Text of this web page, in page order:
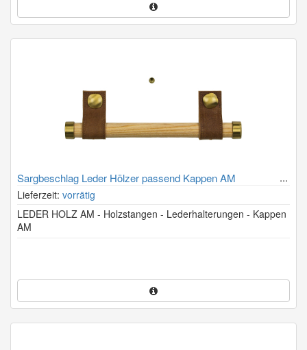
Sargbeschlag Leder Hölzer passend Kappen AM
Lieferzeit: vorrätig
LEDER HOLZ AM - Holzstangen - Lederhalterungen - Kappen
AM